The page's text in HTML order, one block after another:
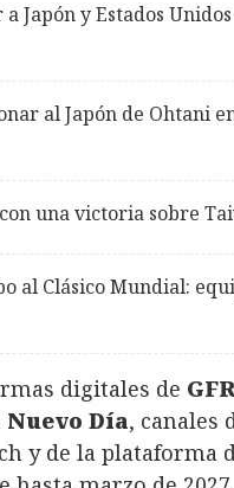
Japón y Estados
al Japón de Ohtani
una victoria sobre
al Clásico Mundial:
digitales de
Nuevo Día, canales
y de la plataforma